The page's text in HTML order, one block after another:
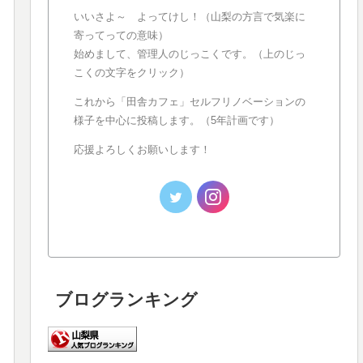
いいさよ～ よってけし！（山梨の方言で気楽に
寄ってっての意味）
始めまして、管理人のじっこくです。（上のじっ
こくの文字をクリック）
これから「田舎カフェ」セルフリノベーションの
様子を中心に投稿します。（5年計画です）
応援よろしくお願いします！
ブログランキング